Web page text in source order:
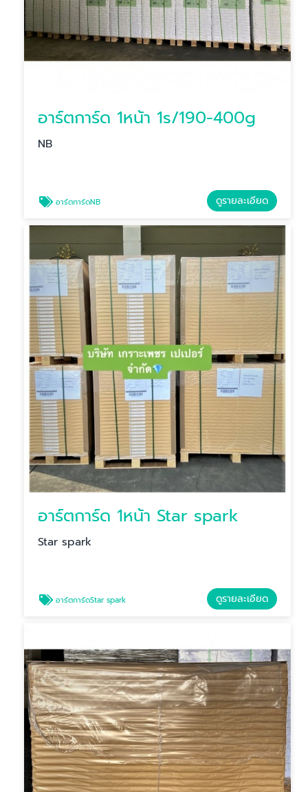
อาร์ตการ์ด 1หน้า 1s/190-400g
NB
อาร์ตการ์ดNB ดูรายละเอียด
อาร์ตการ์ด 1หน้า Star spark
Star spark
อาร์ตการ์ดStar spark ดูรายละเอียด